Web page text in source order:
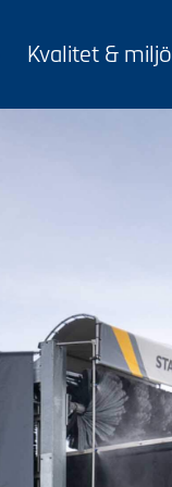
Kvalitet & miljö